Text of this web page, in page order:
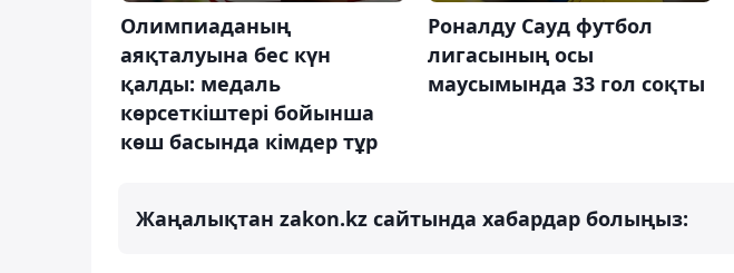
Олимпиаданың
аяқталуына бес күн
қалды: медаль
көрсеткіштері бойынша
көш басында кімдер тұр
Роналду Сауд футбол
лигасының осы
маусымында 33 гол соқты
Жаңалықтан zakon.kz сайтында хабардар болыңыз: